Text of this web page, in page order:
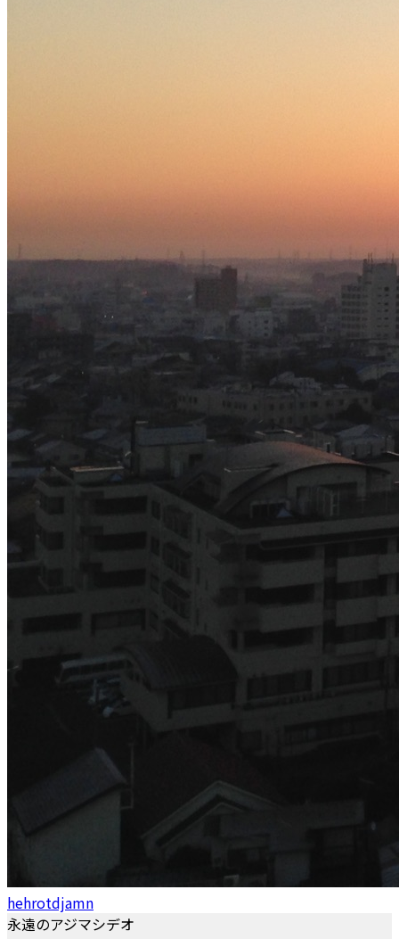
hehrotdjamn
永遠のアジマシデオ